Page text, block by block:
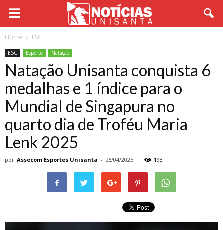
Home ESC
ESC Esporte Natação
Natação Unisanta conquista 6
medalhas e 1 índice para o
Mundial de Singapura no
quarto dia de Troféu Maria
Lenk 2025
por Assecom Esportes Unisanta - 25/04/2025 193